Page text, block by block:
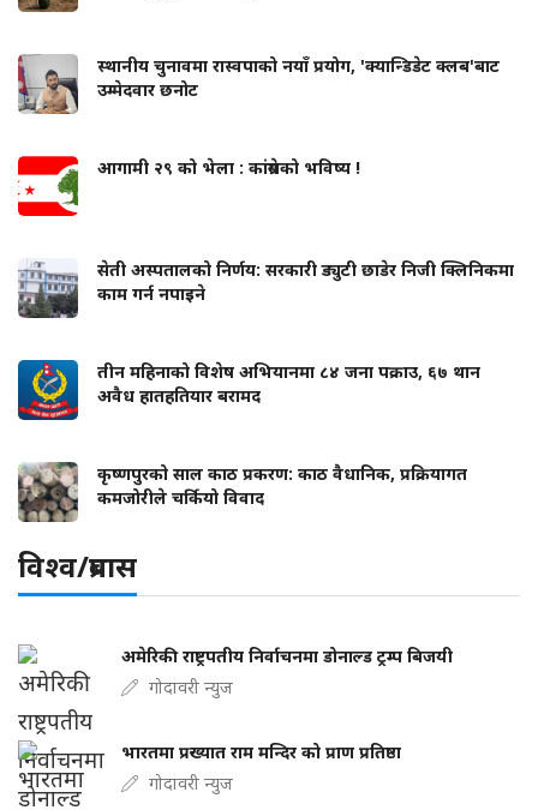
स्थानीय चुनावमा रास्वपाको नयाँ प्रयोग, 'क्यान्डिडेट क्लब'बाट
उम्मेदवार छनोट
आगामी २९ को भेला : कांग्रेसको भविष्य !
सेती अस्पतालको निर्णय: सरकारी ड्युटी छाडेर निजी क्लिनिकमा
काम गर्न नपाइने
तीन महिनाको विशेष अभियानमा ८४ जना पक्राउ, ६७ थान
अवैध हातहतियार बरामद
कृष्णपुरको साल काठ प्रकरण: काठ वैधानिक, प्रक्रियागत
कमजोरीले चर्कियो विवाद
विश्व/प्रबास
अमेरिकी राष्ट्रपतीय निर्वाचनमा डोनाल्ड ट्रम्प बिजयी
गोदावरी न्युज
भारतमा प्रख्यात राम मन्दिर को प्राण प्रतिष्ठा
गोदावरी न्युज